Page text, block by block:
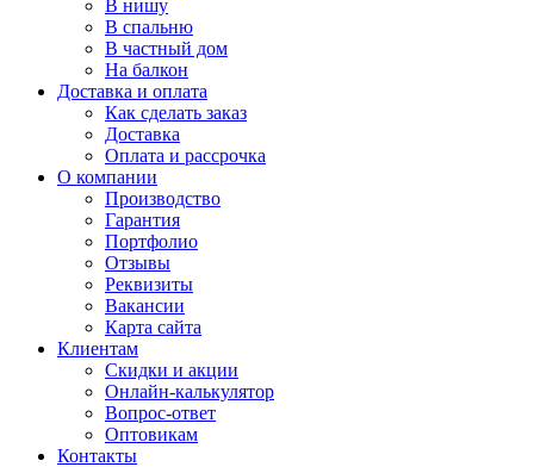
В нишу
В спальню
В частный дом
На балкон
Доставка и оплата
Как сделать заказ
Доставка
Оплата и рассрочка
О компании
Производство
Гарантия
Портфолио
Отзывы
Реквизиты
Вакансии
Карта сайта
Клиентам
Скидки и акции
Онлайн-калькулятор
Вопрос-ответ
Оптовикам
Контакты